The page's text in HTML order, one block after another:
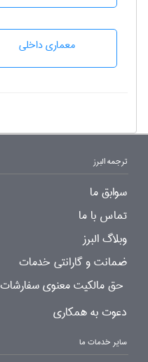
معماری داخلی
ترجمه البرز
سوابق ما
تماس با ما
وبلاگ البرز
ضمانت و گارانتی خدمات
حق مالکیت معنوی سفارشات
دعوت به همکاری
سایر خدمات ما